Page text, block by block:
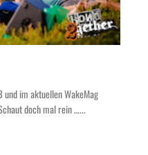
und im aktuellen WakeMag
doch mal rein …...